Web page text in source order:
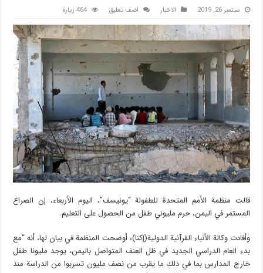
سبتمبر 26, 2019 الاخبار اضف تعليق 464 زيارة
قالت منظمة الأمم المتحدة للطفولة “يونيسف”، اليوم الأربعاء، إن الصراع
المستمر في اليمن، حرم مليوني طفل من الحصول على التعليم.
وأفادت وكالة الأنباء القرآنية الدولية(إکنا)، أوضحت المنظمة في بيان لها، أنه “مع
بدء العام الدراسي الجديد في ظل العنف المتواصل باليمن، يوجد مليونا طفل
خارج المدارس بما في ذلك ما يقرب من نصف مليون تسربوا من الدراسة منذ